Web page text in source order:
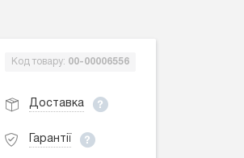
Код товару: 00-00006556
Доставка
Гарантії